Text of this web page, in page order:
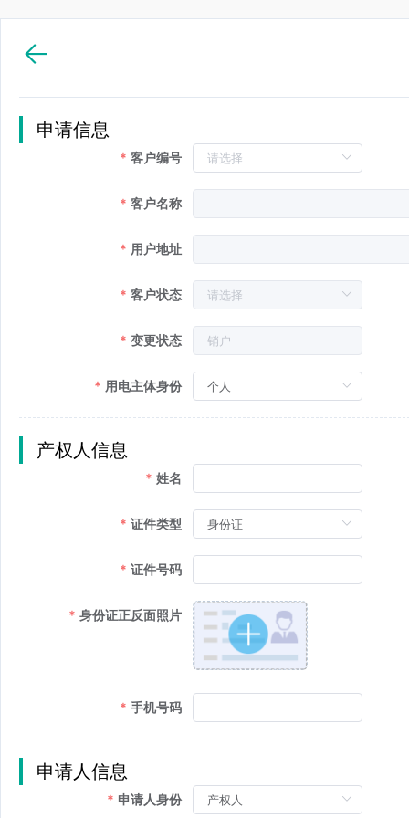
申请信息
客户编号
客户名称
用户地址
客户状态
变更状态
用电主体身份
产权人信息
姓名
证件类型
证件号码
身份证正反面照片
手机号码
申请人信息
申请人身份